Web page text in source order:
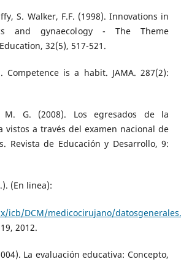
S. Walker, F.F. (1998). Innovations in
and gynaecology - The Theme
32(5), 517-521.
Competence is a habit. JAMA. 287(2):
M. G. (2008). Los egresados de la
vistos a través del examen nacional de
Revista de Educación y Desarrollo, 9:
(En linea):
icb/DCM/medicocirujano/
2012.
La evaluación educativa: Concepto,